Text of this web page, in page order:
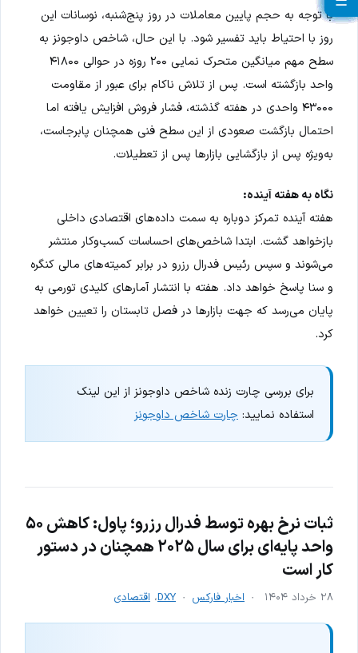
با توجه به حجم پایین معاملات در روز پنج‌شنبه، نوسانات این
روز با احتیاط باید تفسیر شود. با این حال، شاخص داوجونز به
سطح مهم میانگین متحرک نمایی ۲۰۰ روزه در حوالی ۴۱۸۰۰
واحد بازگشته است. پس از تلاش ناکام برای عبور از مقاومت
۴۳۰۰۰ واحدی در هفته گذشته، فشار فروش افزایش یافته اما
احتمال بازگشت صعودی از این سطح فنی همچنان پابرجاست،
به‌ویژه پس از بازگشایی بازارها پس از تعطیلات.
نگاه به هفته آینده:
هفته آینده تمرکز دوباره به سمت داده‌های اقتصادی داخلی
بازخواهد گشت. ابتدا شاخص‌های احساسات کسب‌وکار منتشر
می‌شوند و سپس رئیس فدرال رزرو در برابر کمیته‌های مالی کنگره
و سنا پاسخ خواهد داد. هفته با انتشار آمارهای کلیدی تورمی به
پایان می‌رسد که جهت بازارها در فصل تابستان را تعیین خواهد
کرد.
برای بررسی چارت زنده شاخص داوجونز از این لینک
استفاده نمایید: چارت شاخص داوجونز
ثبات نرخ بهره توسط فدرال رزرو؛ پاول: کاهش ۵۰
واحد پایه‌ای برای سال ۲۰۲۵ همچنان در دستور
کار است
۲۸ خرداد ۱۴۰۴ اخبار فارکس DXY، اقتصادی